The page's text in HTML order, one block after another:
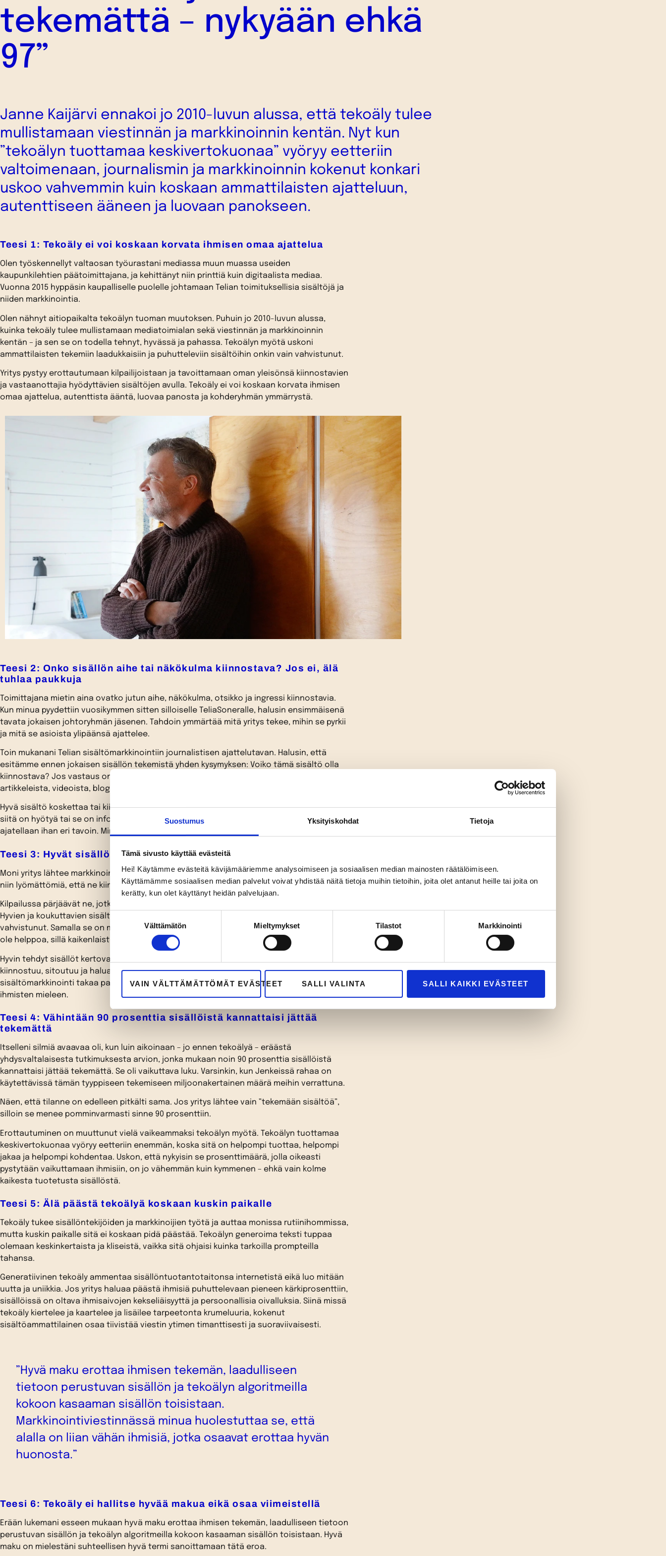
Suostumus Yksityiskohdat Tietoja
Tämä sivusto käyttää evästeitä
Hei! Käytämme evästeitä kävijämääriemme analysoimiseen ja sosiaalisen median mainosten räätälöimiseen.
Käyttämämme sosiaalisen median palvelut voivat yhdistää näitä tietoja muihin tietoihin, joita olet antanut heille tai joita on
kerätty, kun olet käyttänyt heidän palvelujaan.
Suostumuksen
valinta
Välttämätön Mieltymykset Tilastot Markkinointi
VAIN VÄLTTÄMÄTTÖMÄT EVÄSTEET SALLI VALINTA SALLI KAIKKI EVÄSTEET
tekemättä – nykyään ehkä
97”
Janne Kaijärvi ennakoi jo 2010-luvun alussa, että tekoäly tulee
mullistamaan viestinnän ja markkinoinnin kentän. Nyt kun
”tekoälyn tuottamaa keskivertokuonaa” vyöryy eetteriin
valtoimenaan, journalismin ja markkinoinnin kokenut konkari
uskoo vahvemmin kuin koskaan ammattilaisten ajatteluun,
autenttiseen ääneen ja luovaan panokseen.
Teesi 1: Tekoäly ei voi koskaan korvata ihmisen omaa ajattelua
Olen työskennellyt valtaosan työurastani mediassa muun muassa useiden
kaupunkilehtien päätoimittajana, ja kehittänyt niin printtiä kuin digitaalista mediaa.
Vuonna 2015 hyppäsin kaupalliselle puolelle johtamaan Telian toimituksellisia sisältöjä ja
niiden markkinointia.
Olen nähnyt aitiopaikalta tekoälyn tuoman muutoksen. Puhuin jo 2010-luvun alussa,
kuinka tekoäly tulee mullistamaan mediatoimialan sekä viestinnän ja markkinoinnin
kentän – ja sen se on todella tehnyt, hyvässä ja pahassa. Tekoälyn myötä uskoni
ammattilaisten tekemiin laadukkaisiin ja puhutteleviin sisältöihin onkin vain vahvistunut.
Yritys pystyy erottautumaan kilpailijoistaan ja tavoittamaan oman yleisönsä kiinnostavien
ja vastaanottajia hyödyttävien sisältöjen avulla. Tekoäly ei voi koskaan korvata ihmisen
omaa ajattelua, autenttista ääntä, luovaa panosta ja kohderyhmän ymmärrystä.
Teesi 2: Onko sisällön aihe tai näkökulma kiinnostava? Jos ei, älä
tuhlaa paukkuja
Toimittajana mietin aina ovatko jutun aihe, näkökulma, otsikko ja ingressi kiinnostavia.
Kun minua pyydettiin vuosikymmen sitten silloiselle TeliaSoneralle, halusin ensimmäisenä
tavata jokaisen johtoryhmän jäsenen. Tahdoin ymmärtää mitä yritys tekee, mihin se pyrkii
ja mitä se asioista ylipäänsä ajattelee.
Toin mukanani Telian sisältömarkkinointiin journalistisen ajattelutavan. Halusin, että
esitämme ennen jokaisen sisällön tekemistä yhden kysymyksen: Voiko tämä sisältö olla
kiinnostava? Jos vastaus on ei, paukkuja tekemiseen ei kannata tuhlata, on kyse sitten
artikkeleista, videoista, blogeista, oppaista, vinkeistä tai somepostauksista.
Hyvä sisältö koskettaa tai kiinnostaa vastaanottajaa aina jollain tavalla. Se viihdyttää,
siitä on hyötyä tai se on informatiivinen. Mediassa ja kaupallisissa organisaatioissa
ajatellaan ihan eri tavoin. Minun tehtäväni oli kuroa kuilua kapeammaksi.
Teesi 3: Hyvät sisällöt vievät yrityksen tarinaa eteenpäin
Moni yritys lähtee markkinoinnissaan siitä, että omat tuotteet, mainokset ja hinnat ovat
niin lyömättömiä, että ne kiinnostavat automaattisesti ihmisiä. Näinhän ei tietenkään ole.
Kilpailussa pärjäävät ne, jotka pystyvät aidosti kiinnostavaan sisältömarkkinointiin.
Hyvien ja koukuttavien sisältöjen kyky viedä yrityksen tarinaa eteenpäin on entisestään
vahvistunut. Samalla se on muuttunut hirveän paljon vaikeammaksi. Erottautuminen ei
ole helppoa, sillä kaikenlaisten sisältöjen tulva eri kanavissa on valtava.
Hyvin tehdyt sisällöt kertovat yrityksen tarinaa niin houkuttelevasti, että kohderyhmä
kiinnostuu, sitoutuu ja haluaa viettää jatkossakin aikaansa sisältöjen parissa. Onnistunut
sisältömarkkinointi takaa parhaimmillaan sen, että yrityksen brändi tulee ensimmäisenä
ihmisten mieleen.
Teesi 4: Vähintään 90 prosenttia sisällöistä kannattaisi jättää
tekemättä
Itselleni silmiä avaavaa oli, kun luin aikoinaan – jo ennen tekoälyä – eräästä
yhdysvaltalaisesta tutkimuksesta arvion, jonka mukaan noin 90 prosenttia sisällöistä
kannattaisi jättää tekemättä. Se oli vaikuttava luku. Varsinkin, kun Jenkeissä rahaa on
käytettävissä tämän tyyppiseen tekemiseen miljoonakertainen määrä meihin verrattuna.
Näen, että tilanne on edelleen pitkälti sama. Jos yritys lähtee vain ”tekemään sisältöä”,
silloin se menee pomminvarmasti sinne 90 prosenttiin.
Erottautuminen on muuttunut vielä vaikeammaksi tekoälyn myötä. Tekoälyn tuottamaa
keskivertokuonaa vyöryy eetteriin enemmän, koska sitä on helpompi tuottaa, helpompi
jakaa ja helpompi kohdentaa. Uskon, että nykyisin se prosenttimäärä, jolla oikeasti
pystytään vaikuttamaan ihmisiin, on jo vähemmän kuin kymmenen – ehkä vain kolme
kaikesta tuotetusta sisällöstä.
Teesi 5: Älä päästä tekoälyä koskaan kuskin paikalle
Tekoäly tukee sisällöntekijöiden ja markkinoijien työtä ja auttaa monissa rutiinihommissa,
mutta kuskin paikalle sitä ei koskaan pidä päästää. Tekoälyn generoima teksti tuppaa
olemaan keskinkertaista ja kliseistä, vaikka sitä ohjaisi kuinka tarkoilla prompteilla
tahansa.
Generatiivinen tekoäly ammentaa sisällöntuotantotaitonsa internetistä eikä luo mitään
uutta ja uniikkia. Jos yritys haluaa päästä ihmisiä puhuttelevaan pieneen kärkiprosenttiin,
sisällöissä on oltava ihmisaivojen kekseliäisyyttä ja persoonallisia oivalluksia. Siinä missä
tekoäly kiertelee ja kaartelee ja lisäilee tarpeetonta krumeluuria, kokenut
sisältöammattilainen osaa tiivistää viestin ytimen timanttisesti ja suoraviivaisesti.
”Hyvä maku erottaa ihmisen tekemän, laadulliseen
tietoon perustuvan sisällön ja tekoälyn algoritmeilla
kokoon kasaaman sisällön toisistaan.
Markkinointiviestinnässä minua huolestuttaa se, että
alalla on liian vähän ihmisiä, jotka osaavat erottaa hyvän
huonosta.”
Teesi 6: Tekoäly ei hallitse hyvää makua eikä osaa viimeistellä
Erään lukemani esseen mukaan hyvä maku erottaa ihmisen tekemän, laadulliseen tietoon
perustuvan sisällön ja tekoälyn algoritmeilla kokoon kasaaman sisällön toisistaan. Hyvä
maku on mielestäni suhteellisen hyvä termi sanoittamaan tätä eroa.